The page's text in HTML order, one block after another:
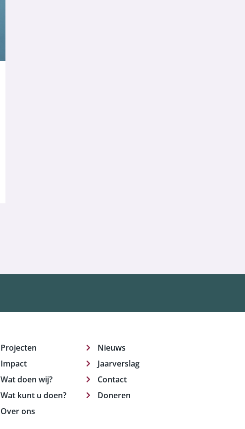
Projecten
Impact
Wat doen wij?
Wat kunt u doen?
Over ons
Nieuws
Jaarverslag
Contact
Doneren